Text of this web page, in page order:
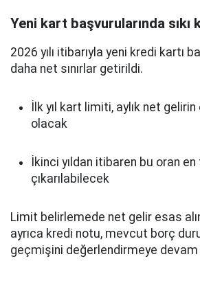
Yeni kart başvurularında sıkı
2026 yılı itibarıyla yeni kredi kartı
daha net sınırlar getirildi.
İlk yıl kart limiti, aylık net
olacak
İkinci yıldan itibaren bu oran en
çıkarılabilecek
Limit belirlemede net gelir esas
ayrıca kredi notu, mevcut borç
geçmişini değerlendirmeye